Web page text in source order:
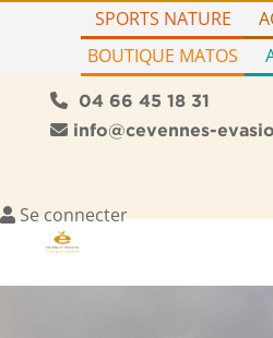
SPORTS NATURE
BOUTIQUE MATOS
04 66 45 18 31
info@cevennes-
Se connecter